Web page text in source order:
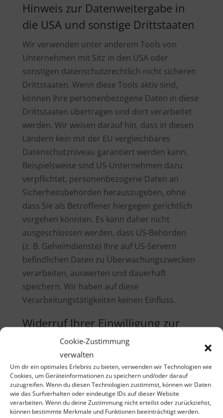
Cookie-Zustimmung
verwalten
Um dir ein optimales Erlebnis zu bieten, verwenden wir Technologien wie
Cookies, um Geräteinformationen zu speichern und/oder darauf
zuzugreifen. Wenn du diesen Technologien zustimmst, können wir Daten
wie das Surfverhalten oder eindeutige IDs auf dieser Website
verarbeiten. Wenn du deine Zustimmung nicht erteilst oder zurückziehst,
können bestimmte Merkmale und Funktionen beeinträchtigt werden.
Hinweis zur Datenweitergabe in
die USA und sonstige Drittstaaten
Wir verwenden unter anderem Tools von
Unternehmen mit Sitz in den USA oder
sonstigen datenschutzrechtlich nicht sicheren
Drittstaaten. Wenn diese Tools aktiv sind,
können Ihre personenbezogene Daten in diese
Drittstaaten übertragen und dort verarbeitet
werden. Wir weisen darauf hin, dass in diesen
Ländern kein mit der EU vergleichbares
Datenschutzniveau garantiert werden kann.
Beispielsweise sind US-Unternehmen dazu
verpflichtet, personenbezogene Daten an
Sicherheitsbehörden herauszugeben, ohne
dass Sie als Betroffener hiergegen gerichtlich
vorgehen könnten. Es kann daher nicht
ausgeschlossen werden, dass US-Behörden
(z. B. Geheimdienste) Ihre auf US-Servern
befindlichen Daten zu Überwachungszwecken
verarbeiten, auswerten und dauerhaft
speichern. Wir haben auf diese
Verarbeitungstätigkeiten keinen Einfluss.
Widerruf Ihrer Einwilligung zur
Datenverarbeitung
Viele Datenverarbeitungsvorgänge sind nur
mit Ihrer ausdrücklichen Einwilligung möglich.
Sie können eine bereits erteilte Einwilligung
jederzeit widerrufen. Die Rechtmäßigkeit der
bis zum Widerruf erfolgten Datenverarbeitung